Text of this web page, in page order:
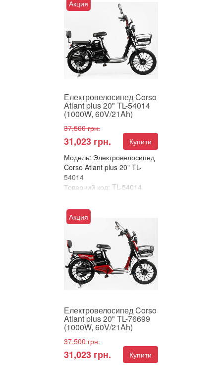
ЕЛЕКТРОВЕЛОСИПЕД
CORSO ATLANT PLUS 20" –
НАДІЙНИЙ ТА ПОТУЖНИЙ
АТЛАНТ У СВІТІ
КОМПАКТНИХ ЕЛЕКТРОБ...
Акция
Електровелосипед Corso
Atlant plus 20" TL-54014
(1000W, 60V/21Ah)
37,500 грн.
31,023 грн.
Купити
Модель: Электровелосипед
Corso Atlant plus 20" TL-
54014
Товарний код: TL-54014
Порівняти
ЕЛЕКТРОВЕЛОСИПЕД
CORSO ATLANT PLUS 20" –
НАДІЙНИЙ ТА ПОТУЖНИЙ
АТЛАНТ У СВІТІ
КОМПАКТНИХ ЕЛЕКТРОБ...
Акция
Електровелосипед Corso
Atlant plus 20" TL-76699
(1000W, 60V/21Ah)
37,500 грн.
31,023 грн.
Купити